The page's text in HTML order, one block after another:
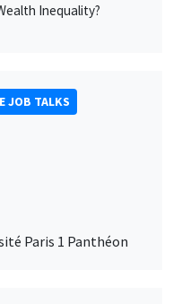
Inequality?
JOB TALKS
Paris 1 Panthéon